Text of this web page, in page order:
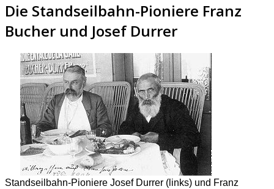
Die Standseilbahn-Pioniere Franz
Bucher und Josef Durrer
Standseilbahn-Pioniere Josef Durrer (links) und Franz